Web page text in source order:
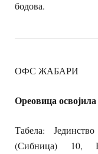
бодова.
ОФС ЖАБАРИ
Ореовица
Табела:
(Сибница) 10,